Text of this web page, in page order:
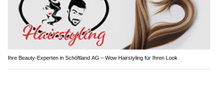
Ihre Beauty-Experten in Schöftland AG – Wow Hairstyling für Ihren Look